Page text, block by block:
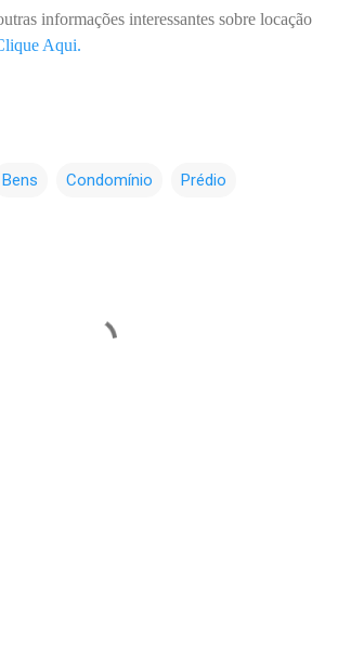
informações interessantes sobre locação
Aqui.
Bens Condomínio Prédio